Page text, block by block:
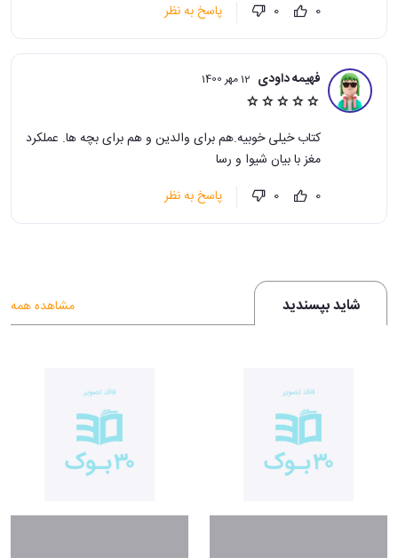
0
0 پاسخ به نظر
فهیمه داودی 12 مهر 1400
کتاب خیلی خوبیه.هم برای والدین و هم برای بچه ها. عملکرد
مغز با بیان شیوا و رسا
0
0 پاسخ به نظر
شاید بپسندید مشاهده همه